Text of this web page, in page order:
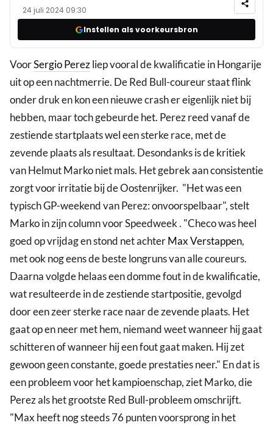
24 juli 2024 09:30
Instellen als voorkeursbron
VoorSergio Perezliep vooral de kwalificatie in Hongarije
uit op een nachtmerrie. De Red Bull-coureur staat flink
onder druk en kon een nieuwe crash er eigenlijk niet bij
hebben, maar toch gebeurde het. Perez reed vanaf de
zestiende startplaats wel een sterke race, met de
zevende plaats als resultaat. Desondanks is de kritiek
van Helmut Marko niet mals. Het gebrek aan consistentie
zorgt voor irritatie bij de Oostenrijker. "Het was een
typisch GP-weekend van Perez: onvoorspelbaar", stelt
Marko in zijn column voor Speedweek . "Checo was heel
goed op vrijdag en stond net achterMax Verstappen,
met ook nog eens de beste longruns van alle coureurs.
Daarna volgde helaas een domme fout in de kwalificatie,
wat resulteerde in de zestiende startpositie, gevolgd
door een zeer sterke race naar de zevende plaats. Het
gaat op en neer met hem, niemand weet wanneer hij gaat
schitteren of wanneer hij een fout gaat maken. Hij zet
gewoon geen constante, goede prestaties neer." En dat is
een probleem voor het kampioenschap, ziet Marko, die
Perez als het grootste Red Bull-probleem omschrijft.
"Max heeft nog steeds 76 punten voorsprong in het